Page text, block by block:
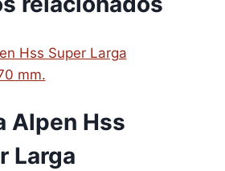
Alpen Hss
Larga